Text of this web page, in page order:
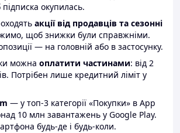
окупилась.
акції від продавців та сезонні
щоб знижки були справжніми.
— на головній або в застосунку.
можна оплатити частинами: від 2
Потрібен лише кредитний ліміт у
— у топ-3 категорії «Покупки» в App
10 млн завантажень у Google Play.
будь-де і будь-коли.